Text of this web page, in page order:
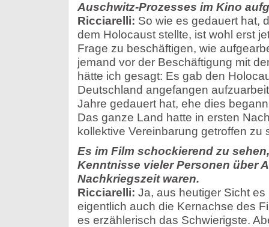
Auschwitz-Prozesses im Kino
Ricciarelli: So wie es gedauert hat,
dem Holocaust stellte, ist wohl erst
Frage zu beschäftigen, wie
jemand vor der Beschäftigung mit
hätte ich gesagt: Es gab den
Deutschland angefangen
Jahre gedauert hat, ehe dies
Das ganze Land hatte in ersten
kollektive Vereinbarung getroffen zu
Es im Film schockierend zu
Kenntnisse vieler Personen über
Nachkriegszeit waren.
Ricciarelli: Ja, aus heutiger Sicht
eigentlich auch die Kernachse des
es erzählerisch das Schwierigste.